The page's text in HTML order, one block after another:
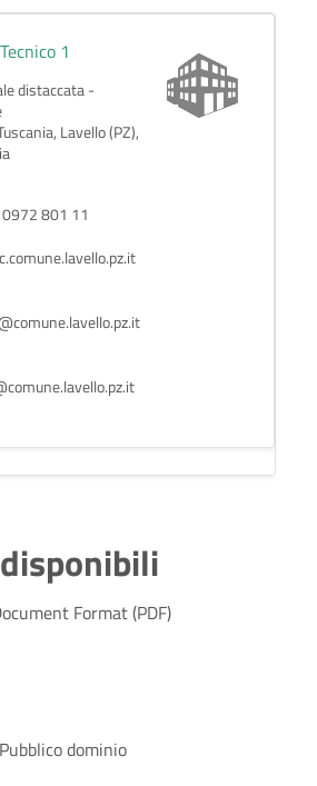
1
distaccata -
Lavello (PZ),
801 11
Format (PDF)
dominio